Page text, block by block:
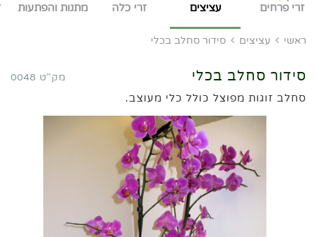
זרי פרחים עציצים זרי כלה מתנות והפתעות
ראשי עציצים סידור סחלב בכלי
סידור סחלב בכלי מק"ט 0048
סחלב זוגות מפוצל כולל כלי מעוצב.